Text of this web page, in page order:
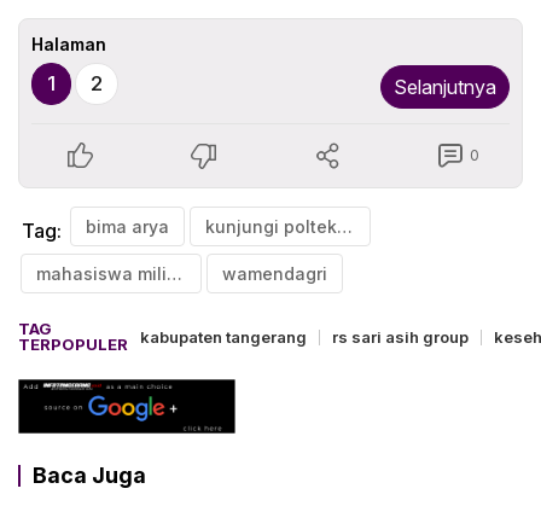
Halaman
1 2 Selanjutnya
0
Tag: bima arya kunjungi poltek unhan
mahasiswa miliki visi pemimpin wamendagri
TAG
TERPOPULER
kabupaten tangerang rs sari asih group
Baca Juga